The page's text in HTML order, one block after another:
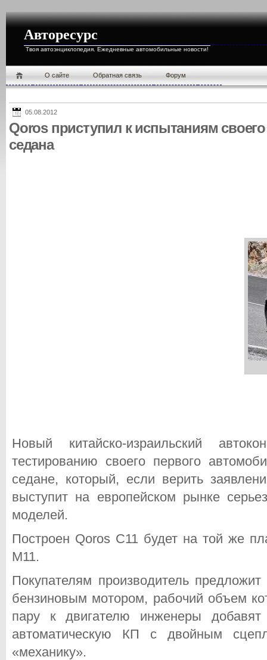
Авторесурс
Твоя автоэнциклопедия. Ежедневные автомобильные новости!
О cайте Обратная связь Форум
05.08.2012
Qoros приступил к испытаниям
седана
Новый китайско-израильский
тестированию своего первого
седане, который, если верить
выступит на европейском рынке
моделей.
Построен Qoros C11 будет на той же
M11.
Покупателям производитель
бензиновым мотором, рабочий объем
пару к двигателю инженеры добавят
автоматическую КП с двойным
«механику».